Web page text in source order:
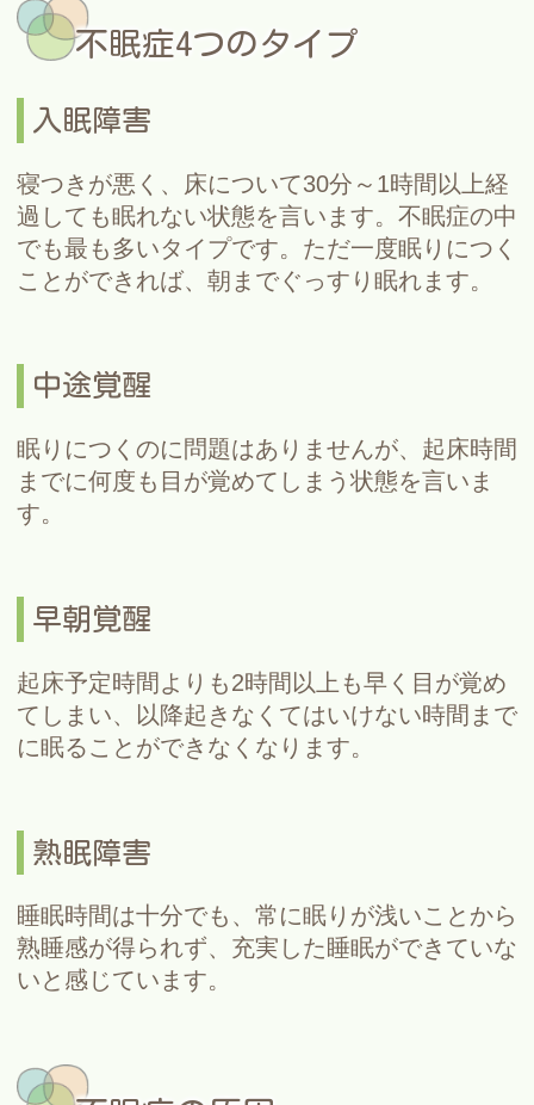
不眠症4つのタイプ
入眠障害
寝つきが悪く、床について30分～1時間以上経
過しても眠れない状態を言います。不眠症の中
でも最も多いタイプです。ただ一度眠りにつく
ことができれば、朝までぐっすり眠れます。
中途覚醒
眠りにつくのに問題はありませんが、起床時間
までに何度も目が覚めてしまう状態を言いま
す。
早朝覚醒
起床予定時間よりも2時間以上も早く目が覚め
てしまい、以降起きなくてはいけない時間まで
に眠ることができなくなります。
熟眠障害
睡眠時間は十分でも、常に眠りが浅いことから
熟睡感が得られず、充実した睡眠ができていな
いと感じています。